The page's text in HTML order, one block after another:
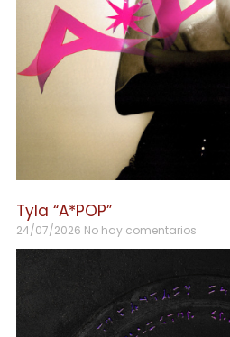
Tyla “A*POP”
24/07/2026 No hay comentarios